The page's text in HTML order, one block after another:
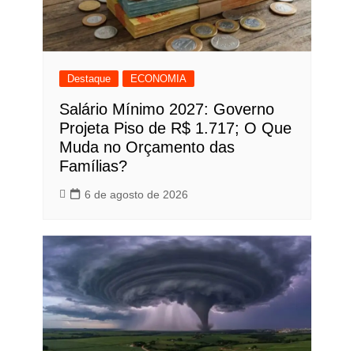
Destaque ECONOMIA
Salário Mínimo 2027: Governo
Projeta Piso de R$ 1.717; O Que
Muda no Orçamento das
Famílias?
6 de agosto de 2026